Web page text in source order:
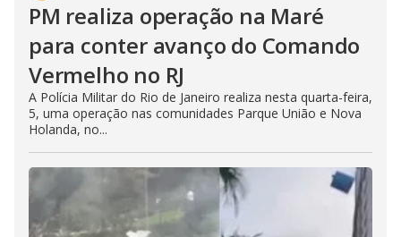
PM realiza operação na Maré
para conter avanço do Comando
Vermelho no RJ
A Polícia Militar do Rio de Janeiro realiza nesta quarta-feira,
5, uma operação nas comunidades Parque União e Nova
Holanda, no...